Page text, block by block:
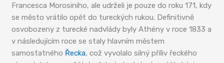
Francesca Morosiniho, ale udrželi je pouze do roku 171, kdy
se město vrátilo opět do tureckých rukou. Definitivně
osvobozeny z turecké nadvlády byly Athény v roce 1833 a
v následujícím roce se staly hlavním městem
samostatného Řecka, což vyvolalo silný příliv řeckého